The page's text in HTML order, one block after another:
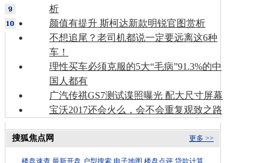
析
颜值有提升 斯柯达新款明锐官图赏析
不想追尾？老司机都说一定要远离这6种
车！
理性买车必须克服的5大“毛病”91.3%的中
国人都有
广汽传祺GS7测试谍照曝光 配大尺寸屏幕
宝沃2017还会火么，会不会重复观致之路
更多 >>
搜狐焦点网